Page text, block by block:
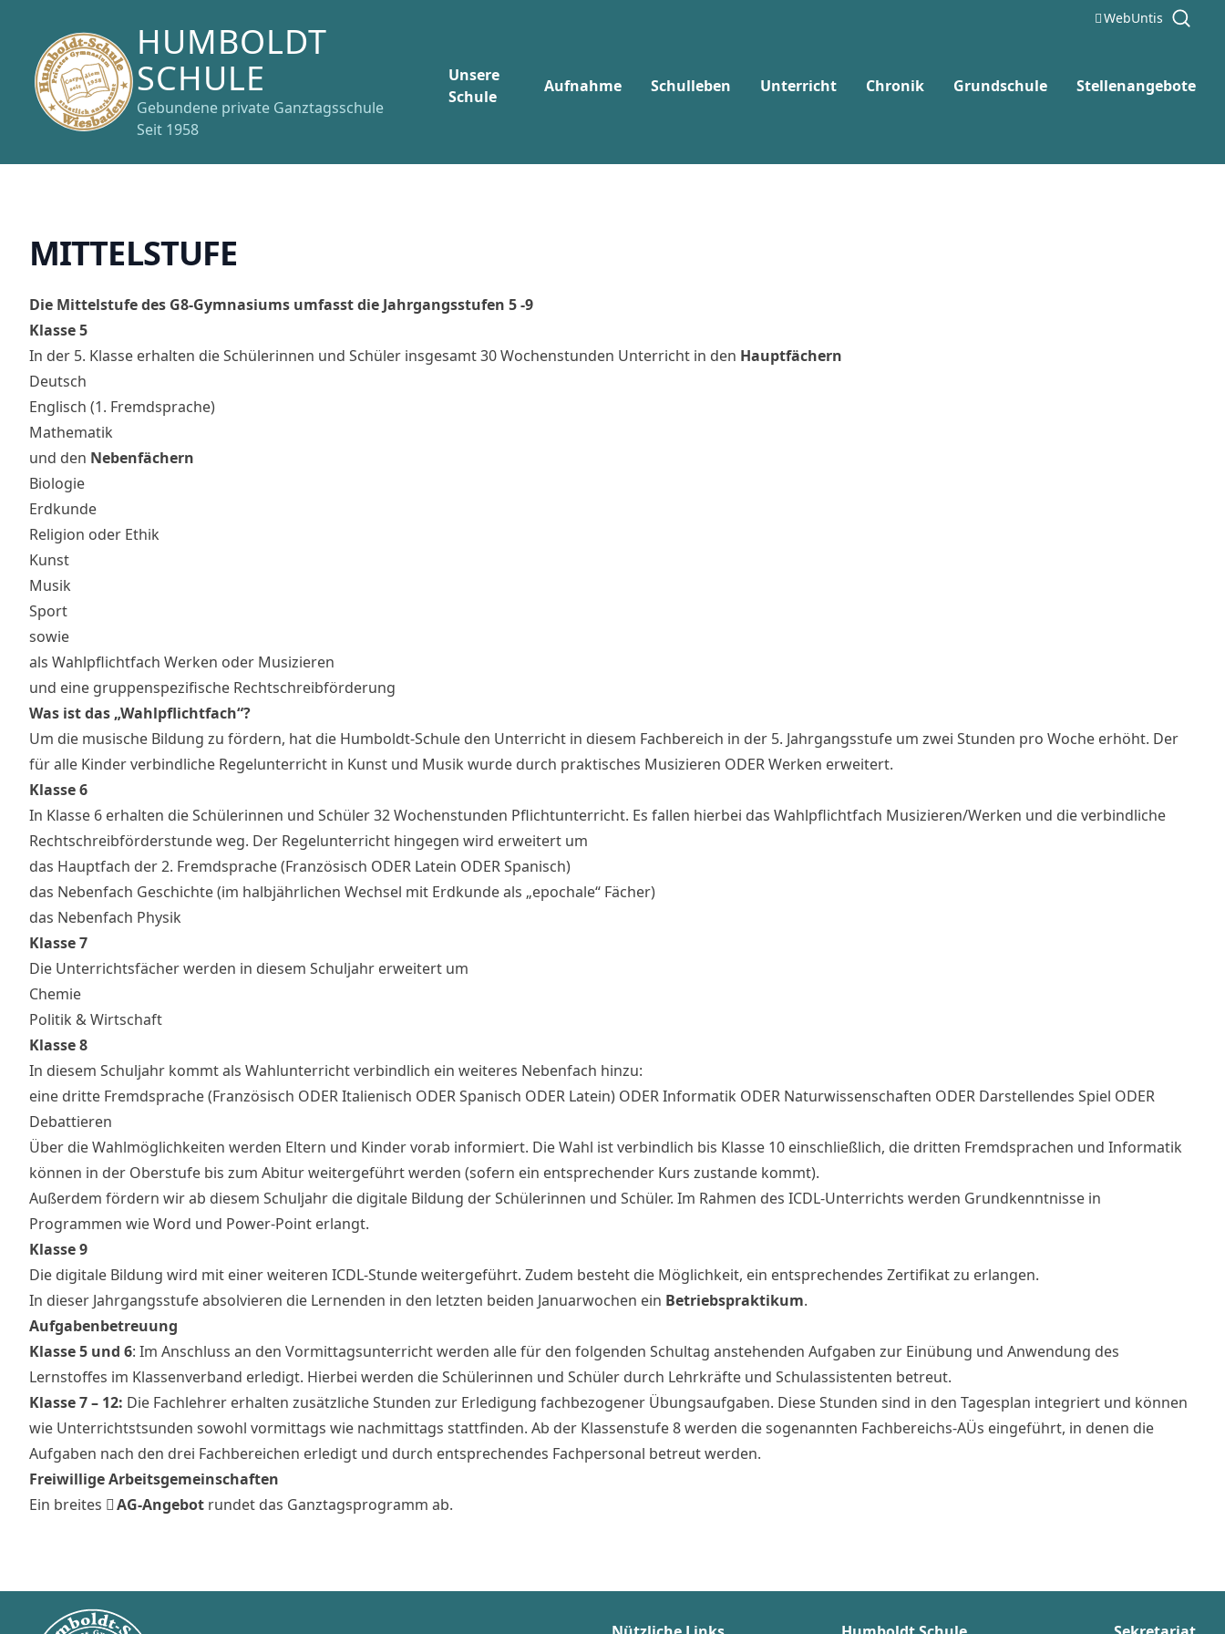
WebUntis
HUMBOLDT
SCHULE
Gebundene private Ganztagsschule
Seit 1958
Unsere
Schule
Aufnahme Schulleben Unterricht Chronik Grundschule Stellenangebote
MITTELSTUFE
Die Mittelstufe des G8-Gymnasiums umfasst die Jahrgangsstufen 5 -9
Klasse 5
In der 5. Klasse erhalten die Schülerinnen und Schüler insgesamt 30 Wochenstunden Unterricht in den Hauptfächern
Deutsch
Englisch (1. Fremdsprache)
Mathematik
und den Nebenfächern
Biologie
Erdkunde
Religion oder Ethik
Kunst
Musik
Sport
sowie
als Wahlpflichtfach Werken oder Musizieren
und eine gruppenspezifische Rechtschreibförderung
Was ist das „Wahlpflichtfach“?
Um die musische Bildung zu fördern, hat die Humboldt-Schule den Unterricht in diesem Fachbereich in der 5. Jahrgangsstufe um zwei Stunden pro Woche erhöht. Der
für alle Kinder verbindliche Regelunterricht in Kunst und Musik wurde durch praktisches Musizieren ODER Werken erweitert.
Klasse 6
In Klasse 6 erhalten die Schülerinnen und Schüler 32 Wochenstunden Pflichtunterricht. Es fallen hierbei das Wahlpflichtfach Musizieren/Werken und die verbindliche
Rechtschreibförderstunde weg. Der Regelunterricht hingegen wird erweitert um
das Hauptfach der 2. Fremdsprache (Französisch ODER Latein ODER Spanisch)
das Nebenfach Geschichte (im halbjährlichen Wechsel mit Erdkunde als „epochale“ Fächer)
das Nebenfach Physik
Klasse 7
Die Unterrichtsfächer werden in diesem Schuljahr erweitert um
Chemie
Politik & Wirtschaft
Klasse 8
In diesem Schuljahr kommt als Wahlunterricht verbindlich ein weiteres Nebenfach hinzu:
eine dritte Fremdsprache (Französisch ODER Italienisch ODER Spanisch ODER Latein) ODER Informatik ODER Naturwissenschaften ODER Darstellendes Spiel ODER
Debattieren
Über die Wahlmöglichkeiten werden Eltern und Kinder vorab informiert. Die Wahl ist verbindlich bis Klasse 10 einschließlich, die dritten Fremdsprachen und Informatik
können in der Oberstufe bis zum Abitur weitergeführt werden (sofern ein entsprechender Kurs zustande kommt).
Außerdem fördern wir ab diesem Schuljahr die digitale Bildung der Schülerinnen und Schüler. Im Rahmen des ICDL-Unterrichts werden Grundkenntnisse in
Programmen wie Word und Power-Point erlangt.
Klasse 9
Die digitale Bildung wird mit einer weiteren ICDL-Stunde weitergeführt. Zudem besteht die Möglichkeit, ein entsprechendes Zertifikat zu erlangen.
In dieser Jahrgangsstufe absolvieren die Lernenden in den letzten beiden Januarwochen ein Betriebspraktikum.
Aufgabenbetreuung
Klasse 5 und 6: Im Anschluss an den Vormittagsunterricht werden alle für den folgenden Schultag anstehenden Aufgaben zur Einübung und Anwendung des
Lernstoffes im Klassenverband erledigt. Hierbei werden die Schülerinnen und Schüler durch Lehrkräfte und Schulassistenten betreut.
Klasse 7 – 12: Die Fachlehrer erhalten zusätzliche Stunden zur Erledigung fachbezogener Übungsaufgaben. Diese Stunden sind in den Tagesplan integriert und können
wie Unterrichtstsunden sowohl vormittags wie nachmittags stattfinden. Ab der Klassenstufe 8 werden die sogenannten Fachbereichs-AÜs eingeführt, in denen die
Aufgaben nach den drei Fachbereichen erledigt und durch entsprechendes Fachpersonal betreut werden.
Freiwillige Arbeitsgemeinschaften
Ein breites
AG-Angebot rundet das Ganztagsprogramm ab.